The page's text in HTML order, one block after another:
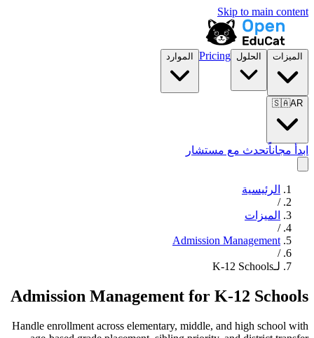
Skip to main content
الميزات الحلول Pricing الموارد
🇸🇦AR
ابدأ مجاناًتحدث مع مستشار
الرئيسية
/
الميزات
/
Admission Management
/
لـK-12 Schools
Admission Management for K-12 Schools
Handle enrollment across elementary, middle, and high school with